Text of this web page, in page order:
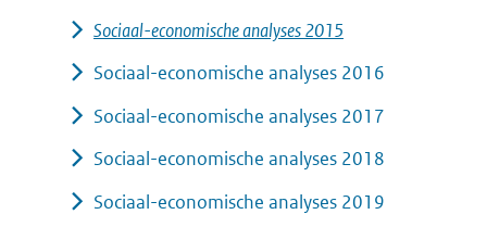
Sociaal-economische analyses 2015
Sociaal-economische analyses 2016
Sociaal-economische analyses 2017
Sociaal-economische analyses 2018
Sociaal-economische analyses 2019